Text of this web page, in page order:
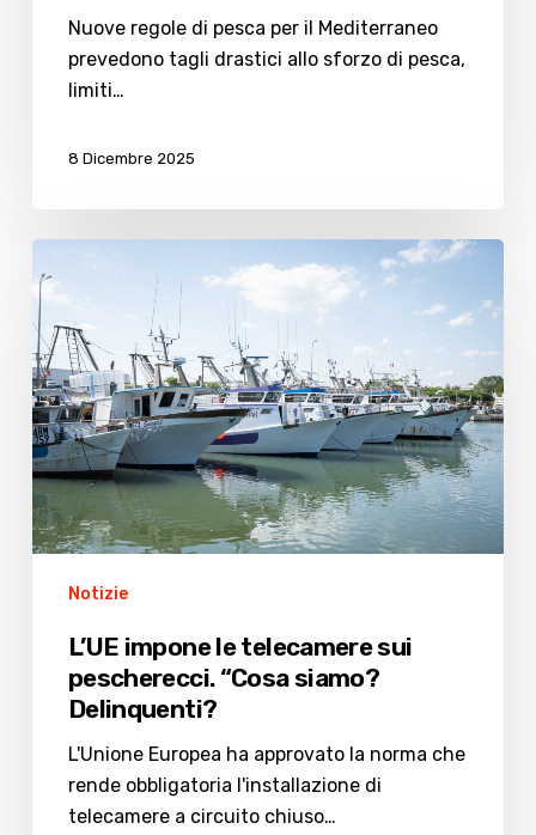
Nuove regole di pesca per il Mediterraneo
prevedono tagli drastici allo sforzo di pesca,
limiti…
8 Dicembre 2025
impone
le
telecamere
sui
pescherecci.
“Cosa
siamo?
Delinquenti?
Notizie
L’UE impone le telecamere sui
pescherecci. “Cosa siamo?
Delinquenti?
L'Unione Europea ha approvato la norma che
rende obbligatoria l'installazione di
telecamere a circuito chiuso…